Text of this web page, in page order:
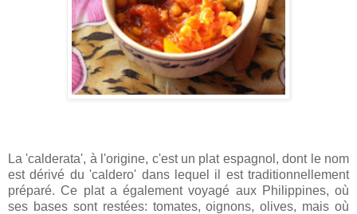
La 'calderata', à l'origine, c'est un plat espagnol, dont le nom
est dérivé du 'caldero' dans lequel il est traditionnellement
préparé. Ce plat a également voyagé aux Philippines, où
ses bases sont restées: tomates, oignons, olives, mais où